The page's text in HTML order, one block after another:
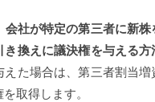
会社が特定の第三者に新
き換えに議決権を与える方
えた場合は、第三者割当増
取得します。